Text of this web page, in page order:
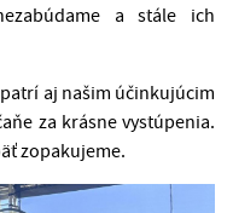
a stále ich
aj našim účinkujúcim
za krásne vystúpenia.
zopakujeme.